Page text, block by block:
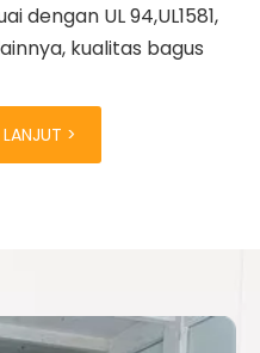
dengan UL 94,UL1581,
kualitas bagus
>